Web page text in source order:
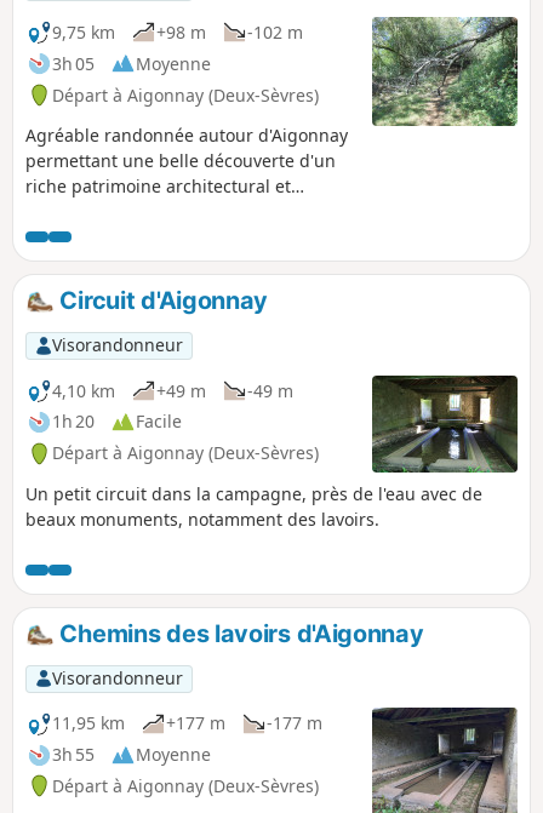
9,75 km
+98 m
-102 m
3h 05
Moyenne
Départ à Aigonnay (Deux-Sèvres)
Agréable randonnée autour d'Aigonnay
permettant une belle découverte d'un
riche patrimoine architectural et
les fontaines-lavoirs d'Arrignon, du
Trébot, etc. et de beaux paysages le
long de la rivière Aigonnay.
Circuit d'Aigonnay
Visorandonneur
4,10 km
+49 m
-49 m
1h 20
Facile
Départ à Aigonnay (Deux-Sèvres)
Un petit circuit dans la campagne, près de l'eau avec de
beaux monuments, notamment des lavoirs.
Chemins des lavoirs d'Aigonnay
Visorandonneur
11,95 km
+177 m
-177 m
3h 55
Moyenne
Départ à Aigonnay (Deux-Sèvres)